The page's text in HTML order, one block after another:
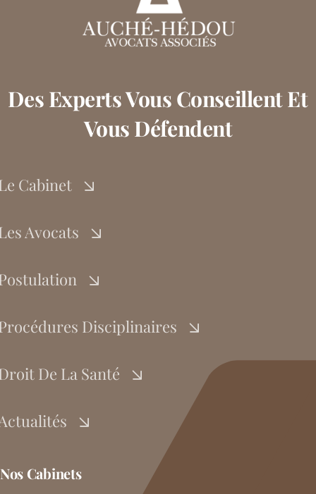
Des Experts Vous Conseillent Et
Vous Défendent
Cabinet
Avocats
Disciplinaires
De La Santé
Nos Cabinets